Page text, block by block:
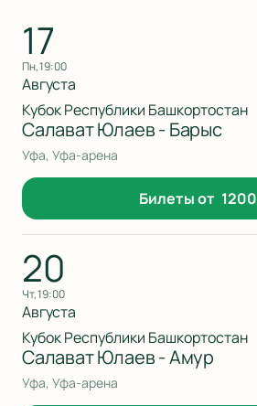
17
пн, 19:00
Августа
Кубок Республики Башкортостан
Салават Юлаев - Барыс
Уфа, Уфа-арена
Билеты от 1200
20
чт, 19:00
Августа
Кубок Республики Башкортостан
Салават Юлаев - Амур
Уфа, Уфа-арена